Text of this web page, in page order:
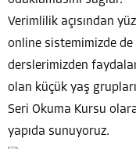
Verimlilik açısından
online sistemimizde
derslerimizden
olan küçük yaş
Seri Okuma Kursu
yapıda sunuyoruz.